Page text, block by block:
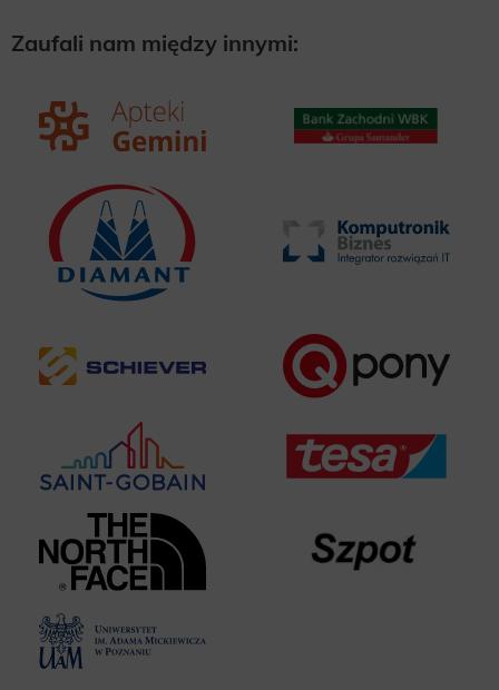
Zaufali nam między innymi: